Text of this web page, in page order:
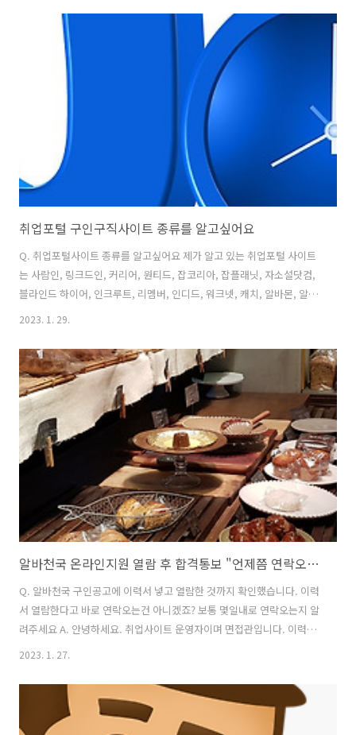
다면 어떻게 할 건가?'라고 물으셨어요. 전혀 예상치 못했던 질문이라 머
리 속이 하얘졌습니다. 뭐라고 답을 했는지 저조차 기억을 못할 정도로
버벅댄 것 같습니다. 저만 황당한 질문을 받아서 너무 억울한데요. 이거
어떻게 받아들여야 하나요? A. 다른 지원자들은 비교적 쉬운 질문을 받
았는데, 질문자님만 예기치 못한 질문을 받아서 당황하셨나 봅니다. 그렇
취업포털 구인구직사이트 종류를 알고싶어요
Q. 취업포털사이트 종류를 알고싶어요 제가 알고 있는 취업포털 사이트
는 사람인, 링크드인, 커리어, 원티드, 잡코리아, 잡플래닛, 자소설닷컴,
블라인드 하이어, 인크루트, 리멤버, 인디드, 워크넷, 캐치, 알바몬, 알바
천국 여기까지만 알고있는데요. 혹시 제가 말한 사이트들 말고도 또 들여
니다 A. 그 정도면 아주 많이 알고 계시네요. 질문자님이 열거한 사이트
들은 순수 취업플랫폼 외에 비즈니스 인맥사이트, 기업정보공유사이트,
헤드헌팅사이트, 신입채용전문플랫폼, 종합비즈니스플랫폼 등이 섞여
있네요. 취업사이트를 많이 알고 있는 것도 중요합니다만, 본인에게 맞는
JOB플랫폼을 몇개 선택해서 집중도와 활용도를 높이는 것이 실전 취업
에 보다 효과적..
2023. 1. 29.
알바천국 온라인지원 열람 후 합격통보 "언제쯤 연락오나요?"
Q. 알바천국 구인공고에 이력서 넣고 열람한 것까지 확인했습니다. 이력
서 열람한다고 바로 연락오는건 아니겠죠? 보통 몇일내로 연락오는지 알
려주세요 A. 안녕하세요. 취업사이트 운영자이며 면접관입니다. 이력서
열람 후 합격통보까지 얼마나 걸리냐는 건가요? 해당 사업장에서 알바를
열람하고 바로 연락이 올 수 있습니다. 수시로 알바생이 바뀌는 곳도 비
슷합니다. 그러나 신규채용에 시간적 여유가 있다면 한참 뒤에 연락이 올
수도 있습니다. 예를 들어, 기존 알바생이 이번달 말까지 하고 그만둔다
2023. 1. 27.